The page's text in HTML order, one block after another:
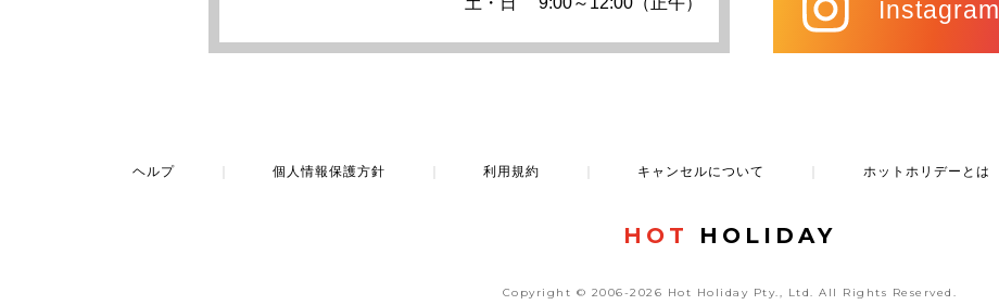
Instagram
ヘルプ 個人情報保護方針 利用規約 キャンセルについて ホットホリデーとは
HOT HOLIDAY
Copyright © 2006-2026 Hot Holiday Pty., Ltd.All Rights Reserved.